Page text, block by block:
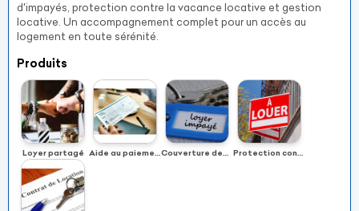
d'impayés, protection contre la vacance locative et gestion
locative. Un accompagnement complet pour un accès au
logement en toute sérénité.
Produits
Loyer partagé Aide au paiement de la caution locative Couverture des loyers impayés Protection contre la vacance locative